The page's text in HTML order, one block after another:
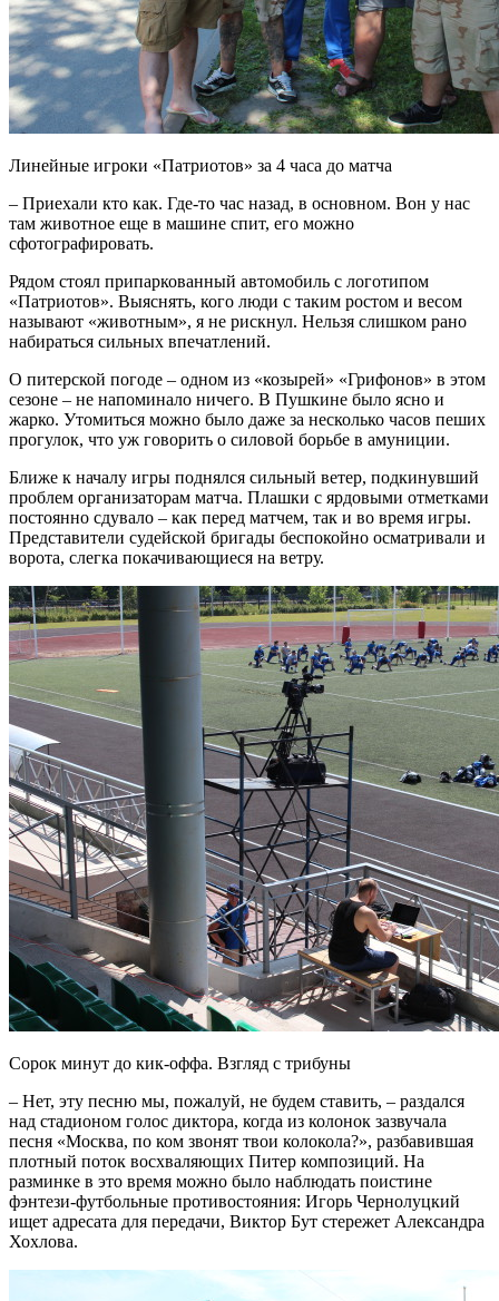
Линейные игроки «Патриотов» за 4 часа до матча
– Приехали кто как. Где-то час назад, в основном. Вон у нас
там животное еще в машине спит, его можно
сфотографировать.
Рядом стоял припаркованный автомобиль с логотипом
«Патриотов». Выяснять, кого люди с таким ростом и весом
называют «животным», я не рискнул. Нельзя слишком рано
набираться сильных впечатлений.
О питерской погоде – одном из «козырей» «Грифонов» в этом
сезоне – не напоминало ничего. В Пушкине было ясно и
жарко. Утомиться можно было даже за несколько часов пеших
прогулок, что уж говорить о силовой борьбе в амуниции.
Ближе к началу игры поднялся сильный ветер, подкинувший
проблем организаторам матча. Плашки с ярдовыми отметками
постоянно сдувало – как перед матчем, так и во время игры.
Представители судейской бригады беспокойно осматривали и
ворота, слегка покачивающиеся на ветру.
Сорок минут до кик-оффа. Взгляд с трибуны
– Нет, эту песню мы, пожалуй, не будем ставить, – раздался
над стадионом голос диктора, когда из колонок зазвучала
песня «Москва, по ком звонят твои колокола?», разбавившая
плотный поток восхваляющих Питер композиций. На
разминке в это время можно было наблюдать поистине
фэнтези-футбольные противостояния: Игорь Чернолуцкий
ищет адресата для передачи, Виктор Бут стережет Александра
Хохлова.